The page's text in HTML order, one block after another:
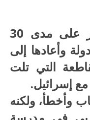
تولى مبارك رئاسة مصر على مدى 30
وأعادها إلى
التي تلت
إسرائيل.
وأخطأ، ولكنه